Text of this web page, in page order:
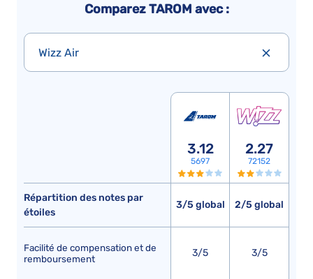
Comparez TAROM avec :
Wizz Air
Répartition des notes par
étoiles
Facilité de compensation et de
remboursement
3.12
5697
3/5 global
3/5
2.27
72152
2/5 global
3/5